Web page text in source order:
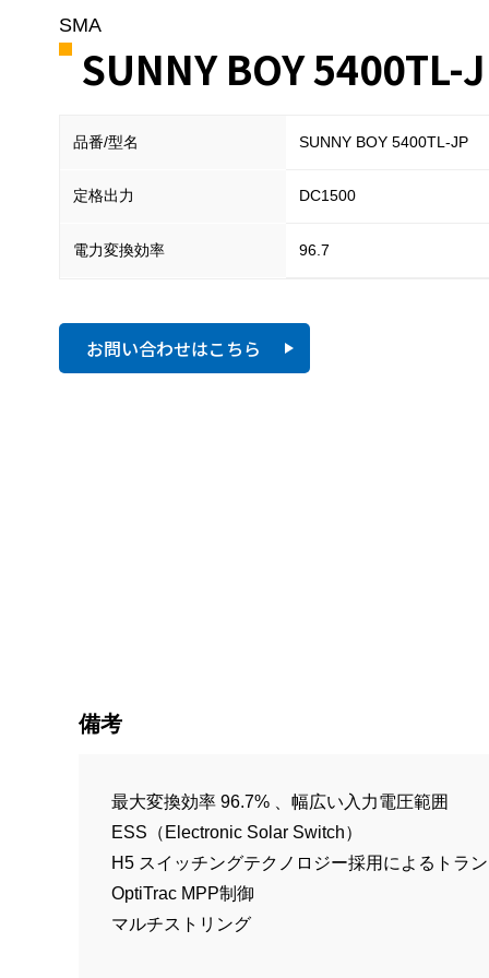
SMA
SUNNY BOY 5400TL-
品番/型名 SUNNY BOY 5400TL-JP
定格出力 DC1500
電力変換効率 96.7
お問い合わせはこちら
備考
最大変換効率 96.7% 、幅広い入力電圧範囲
ESS（Electronic Solar Switch）
H5 スイッチングテクノロジー採用によるトラ
OptiTrac MPP制御
マルチストリング